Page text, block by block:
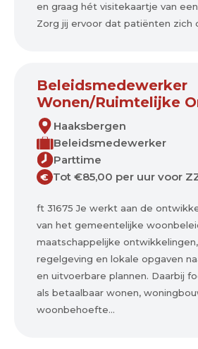
en graag hét visitekaartje van
Zorg jij ervoor dat patiënten zich
Beleidsmedewerker
Wonen/Ruimtelijke
Haaksbergen
Beleidsmedewerker
Parttime
€ Tot €85,00 per uur voor
ft 31675 Je werkt aan de
van het gemeentelijke
maatschappelijke
regelgeving en lokale opgaven
en uitvoerbare plannen. Daarbij
als betaalbaar wonen,
woonbehoefte...